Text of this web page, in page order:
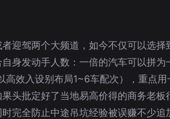
迎驾两个大频道，如今不仅可以选
身发动手人数：一倍的汽车可以拼
效入设别布局1~6车配次），重点
头批定好了当地易高价得的商务老
完全防止中途吊坑经验被误赚不少